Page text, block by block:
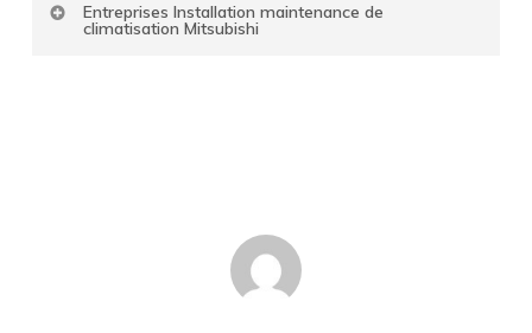
Entreprises Installation maintenance de
climatisation Mitsubishi